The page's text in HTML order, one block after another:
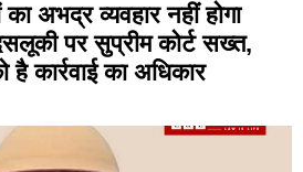
अभद्र व्यवहार नहीं होगा
पर सुप्रीम कोर्ट सख्त,
कार्रवाई का अधिकार